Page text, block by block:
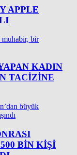
APPLE
KADIN
TACIZINE
BIN KIŞI